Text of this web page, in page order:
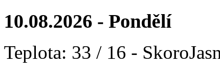
10.08.2026 - Pondělí
Teplota: 33 / 16 -